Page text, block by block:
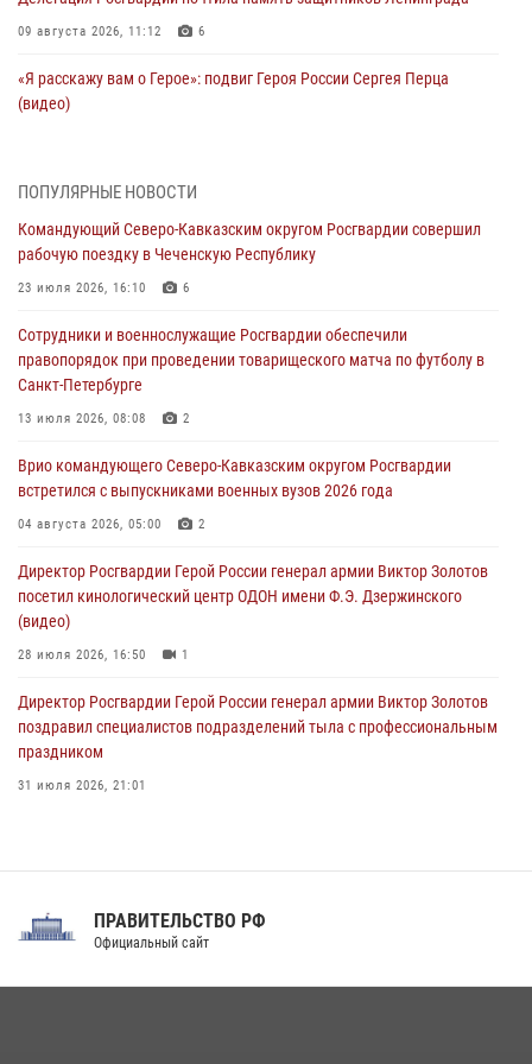
09 августа 2026, 11:12 6
«Я расскажу вам о Герое»: подвиг Героя России Сергея Перца
(видео)
Росгвардейцы в зоне СВО передали подарки детям и помогли
09 августа 2026, 09:00
В Чеченской Республике пожарные расчеты Росгвардии и МЧС
09 августа 2026, 08:00
В Центральных регионах России продолжается ведомственная
акция «Каникулы с Росгвардией»
В Кузбассе росгвардейцы помогли вернуть горожанке пропавшую
мать
ПОПУЛЯРНЫЕ НОВОСТИ
Командующий Северо-Кавказским округом Росгвардии совершил
рабочую поездку в Чеченскую Республику
23 июля 2026, 16:10 6
Сотрудники и военнослужащие Росгвардии обеспечили
правопорядок при проведении товарищеского матча по футболу в
Санкт-Петербурге
13 июля 2026, 08:08 2
Врио командующего Северо-Кавказским округом Росгвардии
встретился с выпускниками военных вузов 2026 года
04 августа 2026, 05:00 2
Директор Росгвардии Герой России генерал армии Виктор Золотов
посетил кинологический центр ОДОН имени Ф.Э. Дзержинского
(видео)
28 июля 2026, 16:50 1
Директор Росгвардии Герой России генерал армии Виктор Золотов
поздравил специалистов подразделений тыла с профессиональным
праздником
31 июля 2026, 21:01
Праздник «Один день с Росгвардией» к 105-летию Центрального
ПРАВИТЕЛЬСТВО РФ
Официальный сайт